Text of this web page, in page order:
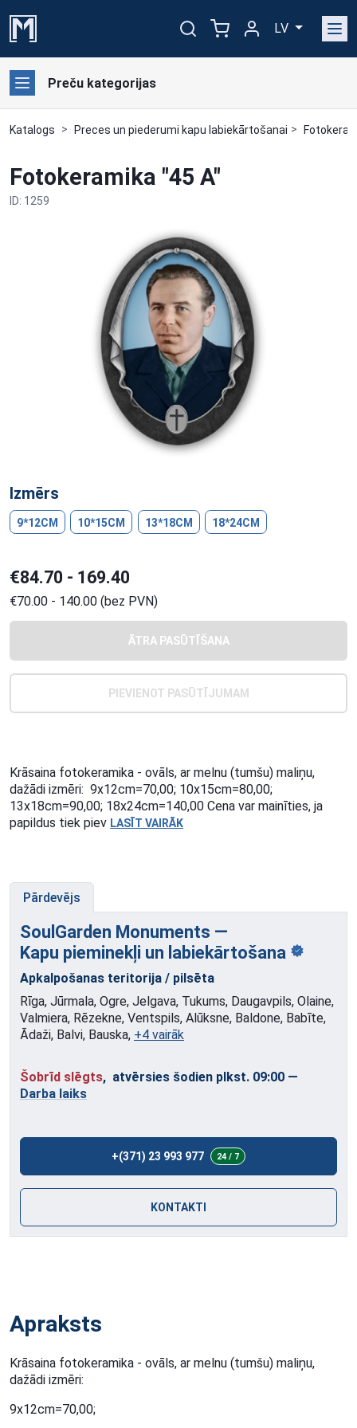
LV
Preču kategorijas
Katalogs Preces un piederumi kapu labiekārtošanai
Fotokeramika "45 A"
ID: 1259
Izmērs
9*12CM 10*15CM 13*18CM 18*24CM
€84.70 - 169.40
€70.00 - 140.00 (bez PVN)
ĀTRA PASŪTĪŠANA
PIEVIENOT PASŪTĪJUMAM
Krāsaina fotokeramika - ovāls, ar melnu (tumšu) maliņu,
dažādi izmēri: 9x12cm=70,00; 10x15cm=80,00;
13x18cm=90,00; 18x24cm=140,00 Cena var mainīties, ja
papildus tiek piev LASĪT VAIRĀK
Pārdevējs
SoulGarden Monuments —
Kapu pieminekļi un labiekārtošana
Apkalpošanas teritorija / pilsēta
Rīga, Jūrmala, Ogre, Jelgava, Tukums, Daugavpils, Olaine,
Valmiera, Rēzekne, Ventspils, Alūksne, Baldone, Babīte,
Ādaži, Balvi, Bauska, +4 vairāk
Šobrīd slēgts, atvērsies šodien plkst. 09:00 —
Darba laiks
+(371) 23 993 977 24 / 7
KONTAKTI
Apraksts
Krāsaina fotokeramika - ovāls, ar melnu (tumšu) maliņu,
dažādi izmēri:
9x12cm=70,00;